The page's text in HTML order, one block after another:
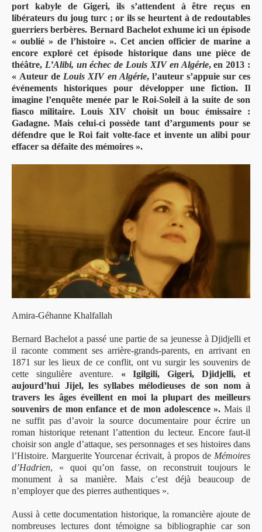
port kabyle de Gigeri, ils s’attendent à être reçus en
libérateurs du joug turc ; or ils se heurtent à de redoutables
guerriers berbères. Bernard Bachelot exhume ici un épisode
« oublié » de l’histoire ». Cet ancien officier de marine a
encore exploré cet épisode historique dans une pièce de
théâtre, L’Alibi, un échec de Louis XIV en Algérie, en 2013 :
« Auteur de Louis XIV en Algérie, l’auteur s’appuie sur ces
événements historiques pour développer une fiction. Il
imagine l’enquête menée par le Roi-Soleil à la suite de son
fiasco militaire. Louis XIV choisit un bouc émissaire :
Gadagne. Mais celui-ci possède tant d’arguments pour se
défendre que le Roi fait volte-face et invente un alibi pour
effacer sa défaite des mémoires ».
Amira-Géhanne Khalfallah
Bernard Bachelot a passé une partie de sa jeunesse à Djidjelli et
il raconte comment ses arrière-grands-parents, en arrivant en
1871 sur les lieux de ce conflit, ont vu surgir les souvenirs de
cette singulière aventure. « Igilgili, Gigeri, Djidjelli, et
aujourd’hui Jijel, les syllabes mélodieuses de son nom à
travers les âges éveillent en moi la plupart des meilleurs
souvenirs de mon enfance et de mon adolescence ». Mais il
ne suffit pas d’avoir la source documentaire pour écrire un
roman historique retenant l’attention du lecteur. Encore faut-il
choisir son angle d’attaque, ses personnages et ses histoires dans
l’Histoire. Marguerite Yourcenar écrivait, à propos de Mémoires
d’Hadrien, « quoi qu’on fasse, on reconstruit toujours le
monument à sa manière. Mais c’est déjà beaucoup de
n’employer que des pierres authentiques ».
Aussi à cette documentation historique, la romancière ajoute de
nombreuses lectures dont témoigne sa bibliographie car son